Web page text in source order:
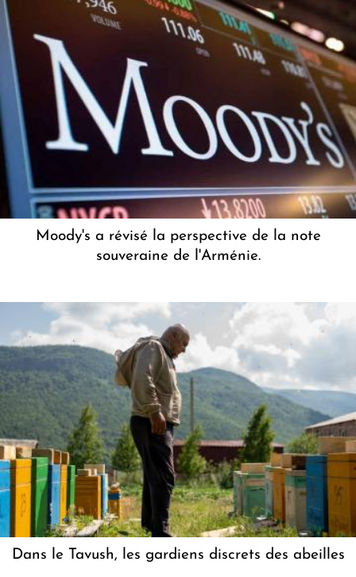
Moody's a révisé la perspective de la note
souveraine de l'Arménie.
Dans le Tavush, les gardiens discrets des abeilles